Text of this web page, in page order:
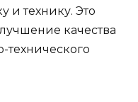
и технику. Это
качества